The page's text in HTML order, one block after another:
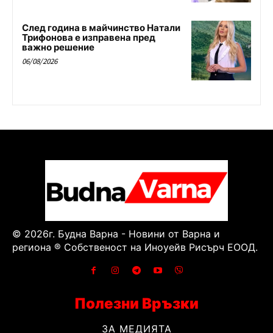
След година в майчинство Натали
Трифонова е изправена пред
важно решение
06/08/2026
© 2026г. Будна Варна - Новини от Варна и
региона ® Собственост на Иноуейв Рисърч ЕООД.
Полезни Връзки
ЗА МЕДИЯТА